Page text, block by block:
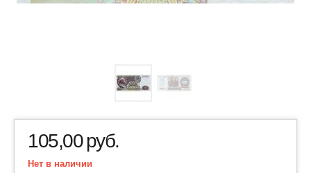
105,00руб.
Нет в наличии